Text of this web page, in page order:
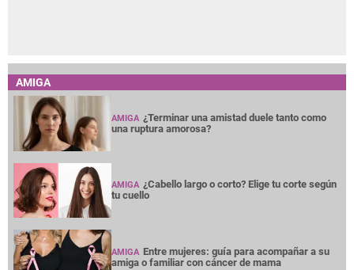
AMIGA
AMIGA ¿Terminar una amistad duele tanto como
una ruptura amorosa?
AMIGA ¿Cabello largo o corto? Elige tu corte según
tu cuello
AMIGA Entre mujeres: guía para acompañar a su
amiga o familiar con cáncer de mama